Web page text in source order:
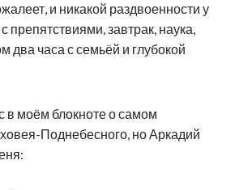
и никакой раздвоенности у
препятствиями, завтрак, наука,
два часа с семьёй и глубокой
моём блокноте о самом
Поднебесного, но Аркадий